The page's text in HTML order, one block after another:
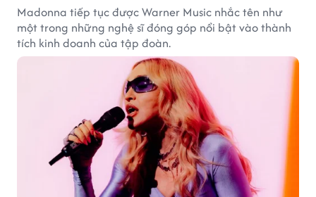
Madonna tiếp tục được Warner Music nhắc tên như
một trong những nghệ sĩ đóng góp nổi bật vào thành
tích kinh doanh của tập đoàn.